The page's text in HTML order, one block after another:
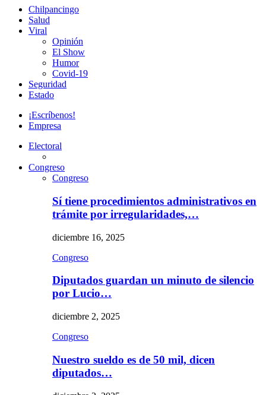
Chilpancingo
Salud
Viral
Opinión
El Show
Humor
Covid-19
Seguridad
Estado
¡Escríbenos!
Empresa
Electoral
Congreso
Congreso
Sí tiene procedimientos administrativos en
trámite por irregularidades,…
diciembre 16, 2025
Congreso
Diputados guardan un minuto de silencio
por Lucio…
diciembre 2, 2025
Congreso
Nuestro sueldo es de 50 mil, dicen
diputados…